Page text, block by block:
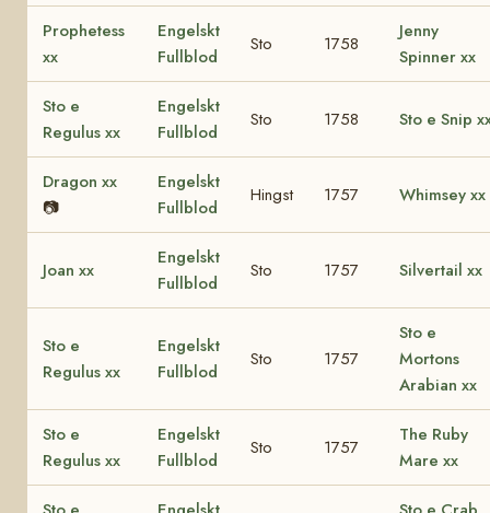
Prophetess
xx
Engelskt
Fullblod
Sto 1758
Jenny
Spinner xx
Sto e
Regulus xx
Engelskt
Fullblod
Sto 1758 Sto e Snip
Dragon xx
📷
Engelskt
Fullblod
Hingst 1757 Whimsey xx
Joan xx
Engelskt
Fullblod
Sto 1757 Silvertail xx
Sto e
Regulus xx
Engelskt
Fullblod
Sto 1757
Sto e
Mortons
Arabian xx
Sto e
Regulus xx
Engelskt
Fullblod
Sto 1757
The Ruby
Mare xx